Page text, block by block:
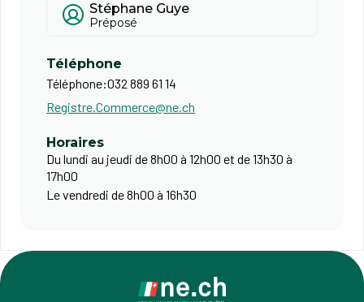
Stéphane Guye
Préposé
Téléphone
Téléphone:032 889 61 14
Registre.Commerce@ne.ch
Horaires
Du lundi au jeudi de 8h00 à 12h00 et de 13h30 à
17h00
Le vendredi de 8h00 à 16h30